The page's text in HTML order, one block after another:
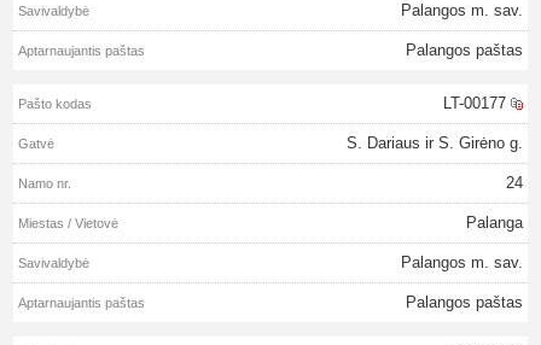
Palangos m. sav.
Palangos paštas
LT-00177
S. Dariaus ir S. Girėno g.
24
Palanga
Palangos m. sav.
Palangos paštas